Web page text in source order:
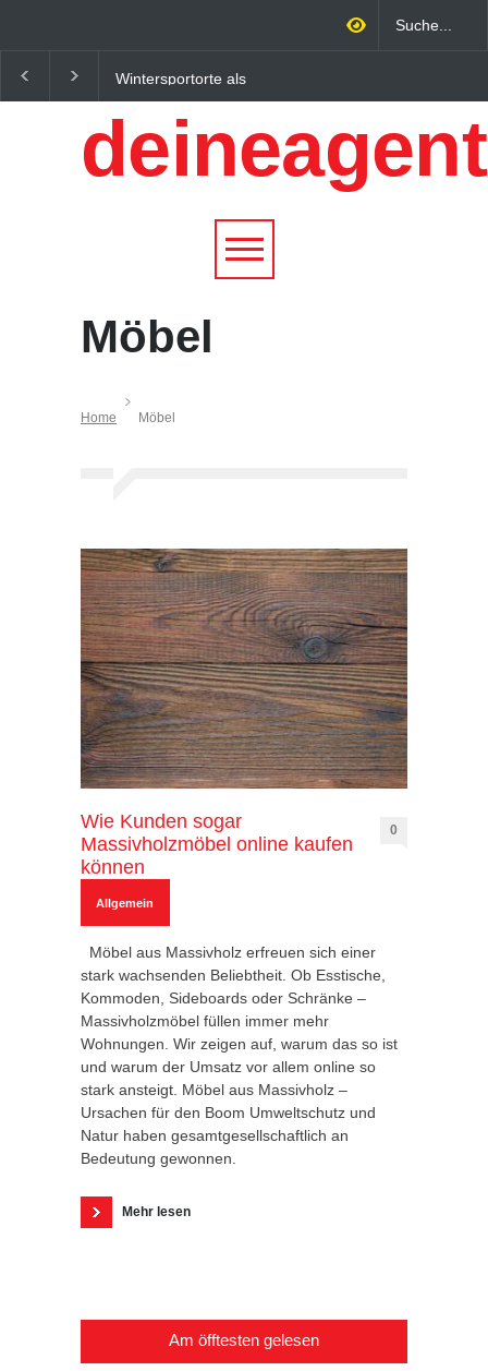
Wintersportorte als
Wirtschaftsfaktor: Wie
Alpenregionen von
Qualitätstourismus
profitieren
digitalen Zeitalter:
Unternehmen
wachsen lässt
Möbel
Home Möbel
Wie Kunden sogar
Massivholzmöbel online kaufen
können
0
Allgemein
Möbel aus Massivholz erfreuen sich einer
stark wachsenden Beliebtheit. Ob Esstische,
Kommoden, Sideboards oder Schränke –
Massivholzmöbel füllen immer mehr
Wohnungen. Wir zeigen auf, warum das so ist
und warum der Umsatz vor allem online so
stark ansteigt. Möbel aus Massivholz –
Ursachen für den Boom Umweltschutz und
Natur haben gesamtgesellschaftlich an
Bedeutung gewonnen.
Mehr lesen
Am öfftesten gelesen